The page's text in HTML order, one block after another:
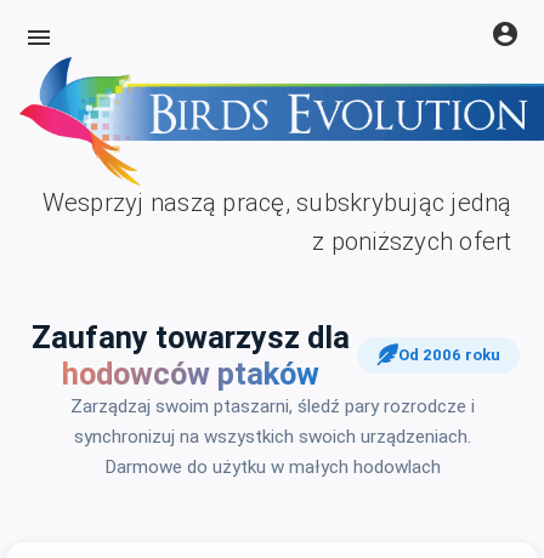
menu account_circle
Wesprzyj naszą pracę, subskrybując jedną
z poniższych ofert
Zaufany towarzysz dla
hodowców ptaków
Od 2006 roku
Zarządzaj swoim ptaszarni, śledź pary rozrodcze i
synchronizuj na wszystkich swoich urządzeniach.
Darmowe do użytku w małych hodowlach